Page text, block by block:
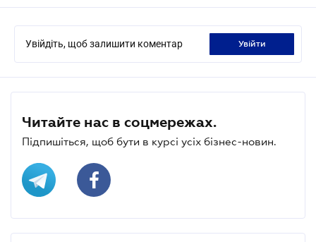
Увійдіть, щоб залишити коментар увійти
Читайте нас в соцмережах.
Підпишіться, щоб бути в курсі усіх бізнес-новин.